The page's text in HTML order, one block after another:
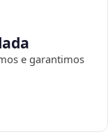
e garantimos